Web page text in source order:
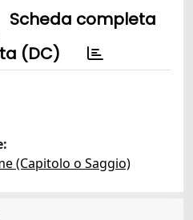
Scheda completa
(DC)
(Capitolo o Saggio)